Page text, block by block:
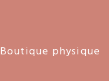
Boutique physique